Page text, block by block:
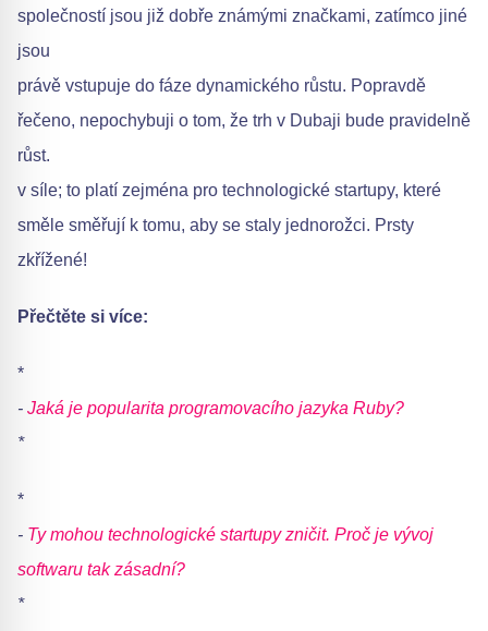
společností jsou již dobře známými značkami, zatímco jiné
jsou
právě vstupuje do fáze dynamického růstu. Popravdě
řečeno, nepochybuji o tom, že trh v Dubaji bude pravidelně
růst.
v síle; to platí zejména pro technologické startupy, které
směle směřují k tomu, aby se staly jednorožci. Prsty
zkřížené!
Přečtěte si více:
*
- Jaká je popularita programovacího jazyka Ruby?
*
*
- Ty mohou technologické startupy zničit. Proč je vývoj
softwaru tak zásadní?
*